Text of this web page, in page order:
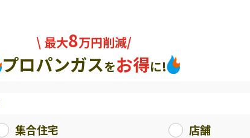
\ 最大8万円削減/
プロパンガスをお得に!
集合住宅
店舗